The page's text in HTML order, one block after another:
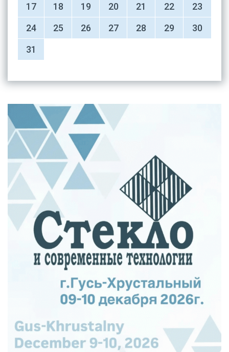
17
18 19 20 21 22
23
24
25 26 27 28 29
30
31